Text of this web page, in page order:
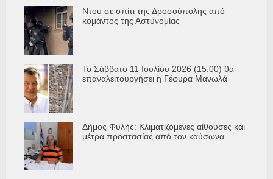
Ντου σε σπίτι της Δροσούπολης από
κομάντος της Αστυνομίας
Το Σάββατο 11 Ιουλίου 2026 (15:00) θα
επαναλειτουργήσει η Γέφυρα Μανωλά
Δήμος Φυλής: Κλιματιζόμενες αίθουσες και
μέτρα προστασίας από τον καύσωνα